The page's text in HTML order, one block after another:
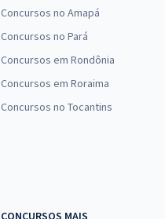
Concursos no Amapá
Concursos no Pará
Concursos em Rondônia
Concursos em Roraima
Concursos no Tocantins
CONCURSOS MAIS